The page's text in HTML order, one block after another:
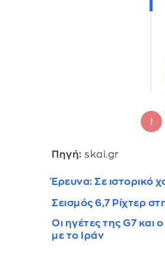
Πηγή: skai.gr
Έρευνα: Σε ιστορικό
Σεισμός 6,7 Ρίχτερ
Οι ηγέτες της G7 και
με το Ιράν